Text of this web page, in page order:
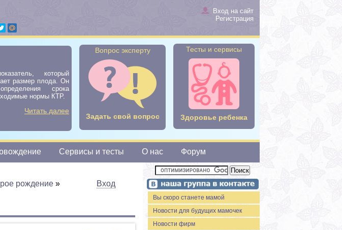
Вход на сайт
Регистрация
который
размер плода. Он
срока
нормы КТР.
Читать далее
Вопрос эксперту
Задать свой вопрос
Тесты и сервисы
Здоровье ребенка
Сервисы и тесты О нас Форум
рождение »
Вход
Вы скоро станете мамой
Новости для будущих мамочек
Новости фирм